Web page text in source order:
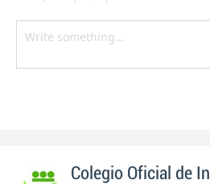
Colegio Oficial de